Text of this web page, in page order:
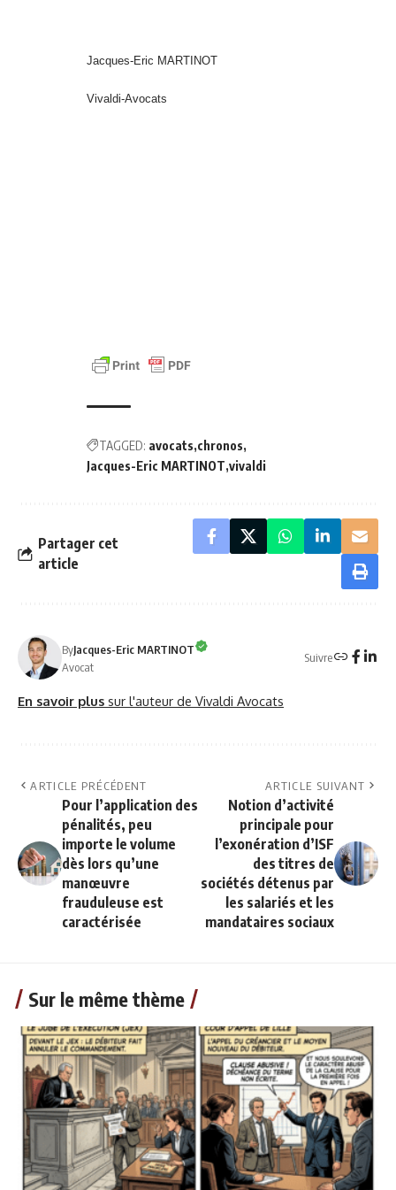
Jacques-Eric MARTINOT
Vivaldi-Avocats
TAGGED: avocats chronos
Jacques-Eric MARTINOT vivaldi
Partager cet
article
ByJacques-Eric MARTINOT
Avocat
Suivre
En savoir plus sur l'auteur de Vivaldi Avocats
ARTICLE PRÉCÉDENT
Pour l’application des
pénalités, peu
importe le volume
dès lors qu’une
manœuvre
frauduleuse est
caractérisée
ARTICLE SUIVANT
Notion d’activité
principale pour
l’exonération d’ISF
des titres de
sociétés détenus par
les salariés et les
mandataires sociaux
Sur le même thème